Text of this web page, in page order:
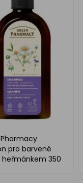
pro barvené
heřmánkem 350